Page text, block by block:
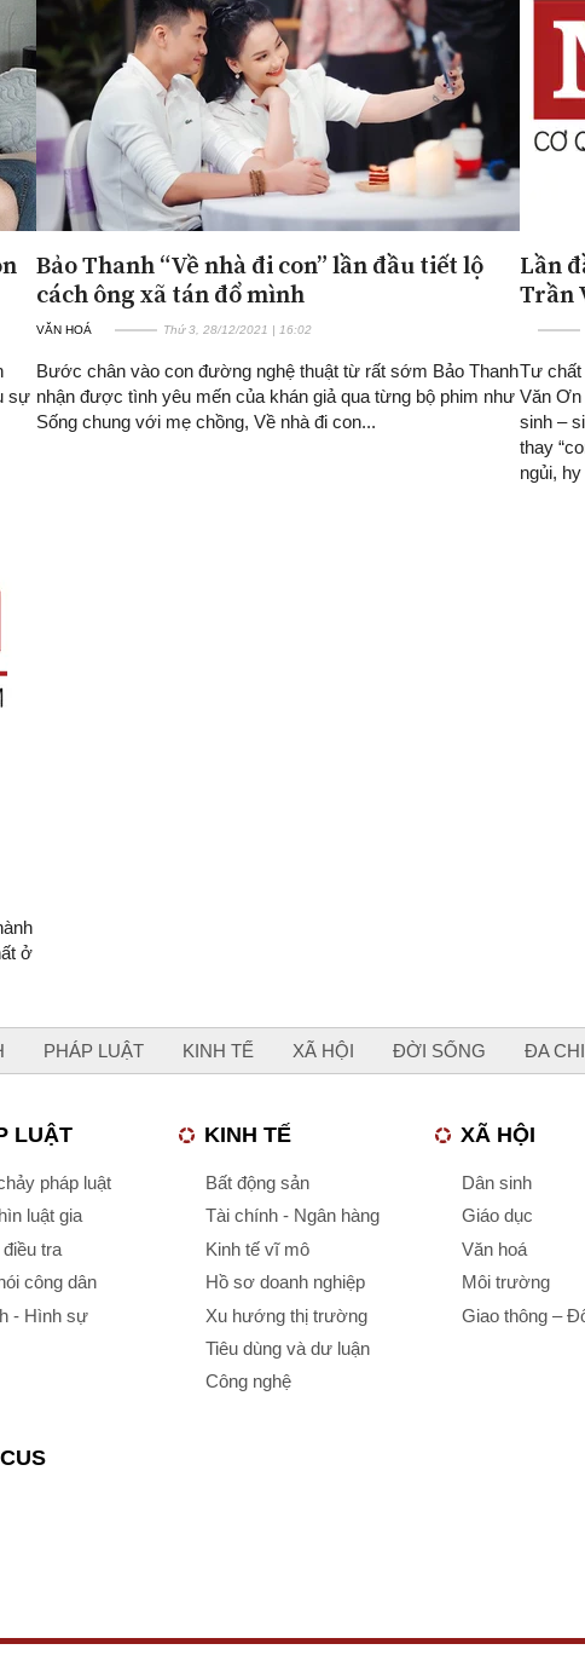
sự
Bảo Thanh “Về nhà đi con” lần đầu tiết lộ
cách ông xã tán đổ mình
VĂN HOÁ Thứ 3, 28/12/2021 | 16:02
Bước chân vào con đường nghệ thuật từ rất sớm Bảo Thanh
nhận được tình yêu mến của khán giả qua từng bộ phim như
Sống chung với mẹ chồng, Về nhà đi con...
Lần
Trần
Tư chất
Văn Ơn
sinh –
thay
ngủi,
ở
PHÁP LUẬT KINH TẾ XÃ HỘI ĐỜI SỐNG ĐA
LUẬT
pháp luật
luật gia
tra
công dân
- Hình sự
KINH TẾ
Bất động sản
Tài chính - Ngân hàng
Kinh tế vĩ mô
Hồ sơ doanh nghiệp
Xu hướng thị trường
Tiêu dùng và dư luận
Công nghệ
XÃ HỘI
Dân sinh
Giáo dục
Văn hoá
Môi trường
Giao thông –